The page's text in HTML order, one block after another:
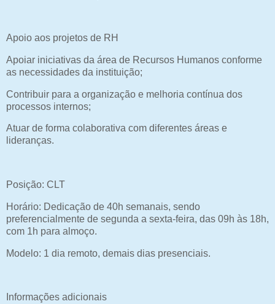
Apoio aos projetos de RH
Apoiar iniciativas da área de Recursos Humanos conforme
as necessidades da instituição;
Contribuir para a organização e melhoria contínua dos
processos internos;
Atuar de forma colaborativa com diferentes áreas e
lideranças.
Posição: CLT
Horário: Dedicação de 40h semanais, sendo
preferencialmente de segunda a sexta-feira, das 09h às 18h,
com 1h para almoço.
Modelo: 1 dia remoto, demais dias presenciais.
Informações adicionais